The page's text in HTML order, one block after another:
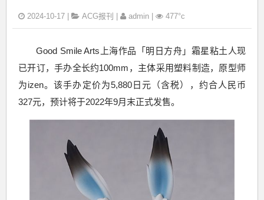
2024-10-17 | ACG报刊 admin | 477°c
Good Smile Arts上海作品「明日方舟」霜星粘土人现
已开订，手办全长约100mm，主体采用塑料制造，原型师
为izen。该手办定价为5,880日元（含税），约合人民币
327元，预计将于2022年9月末正式发售。